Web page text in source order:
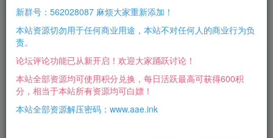
65的1.2k
65级带四个新地图+新装备+二觉+新光环，新宠物，新
翅膀
新群号：562028087 麻烦大家重新添加！
本站资源切勿用于任何商业用途，本站不对任何人的商业行为负
责。
论坛评论功能已从新开启！欢迎大家踊跃讨论！
本站全部资源均可使用积分兑换，每日活跃最高可获得600积
分，相当于本站所有资源均可白嫖！
本站全部资源解压密码：www.aae.ink